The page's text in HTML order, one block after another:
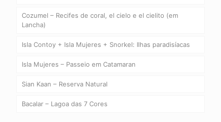
Cozumel – Recifes de coral, el cielo e el cielito (em
Lancha)
Isla Contoy + Isla Mujeres + Snorkel: Ilhas paradisíacas
Isla Mujeres – Passeio em Catamaran
Sian Kaan – Reserva Natural
Bacalar – Lagoa das 7 Cores